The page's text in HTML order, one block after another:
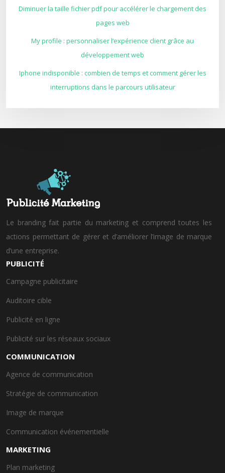
Diminuer la taille fichier pdf pour accélérer le chargement des
pages web
My profile : personnaliser l’expérience client grâce au
développement web
Iphone indisponible : combien de temps et comment gérer les
interruptions dans le parcours utilisateur
Le branding fait partie du marketing et comprend toutes les
actions permettant de gérer et d’améliorer l’image de marque
d’une entreprise.
PUBLICITÉ
Campagne publicitaire
Auditoire cible
Publicité en ligne
Publicité sur les réseaux sociaux
COMMUNICATION
Agence de communication
Stratégie de communication
Image de marque
Communication événementielle
MARKETING
Plan marketing